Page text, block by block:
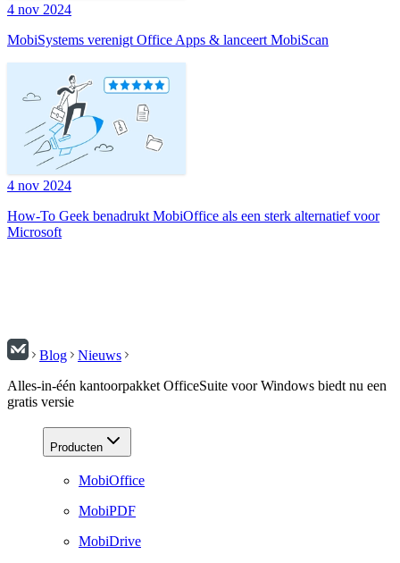
4 nov 2024
MobiSystems verenigt Office Apps & lanceert MobiScan
4 nov 2024
How-To Geek benadrukt MobiOffice als een sterk alternatief voor
Microsoft
Blog
Nieuws
Alles-in-één kantoorpakket OfficeSuite voor Windows biedt nu een
gratis versie
Producten
MobiOffice
MobiPDF
MobiDrive